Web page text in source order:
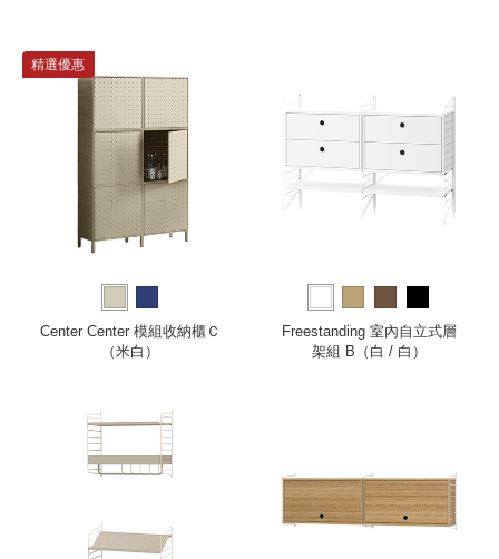
精選優惠
Center Center 模組收納櫃Ｃ
（米白）
Freestanding 室內自立式層
架組 B（白 / 白）